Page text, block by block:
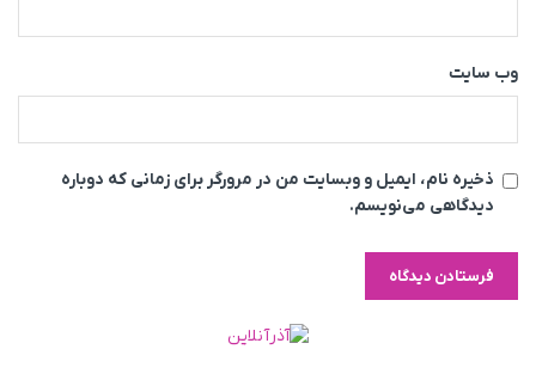
وب‌ سایت
ذخیره نام، ایمیل و وبسایت من در مرورگر برای زمانی که دوباره
دیدگاهی می‌نویسم.